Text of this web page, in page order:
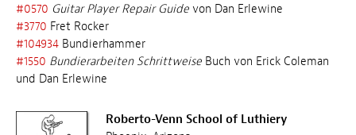
#0570 Guitar Player Repair Guide von Dan Erlewine
#3770 Fret Rocker
#104934 Bundierhammer
#1550 Bundierarbeiten Schrittweise Buch von Erick Coleman
und Dan Erlewine
Roberto-Venn School of Luthiery